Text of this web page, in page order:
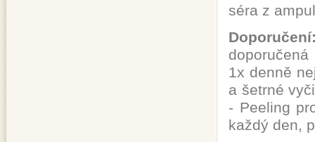
séra z
1x denně
a šetrné
- Peeling
každý den,